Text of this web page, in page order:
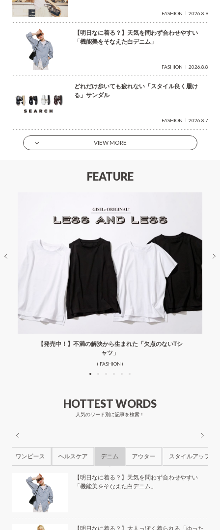
FASHION 2026.8.9
【明日なに着る？】天気を問わず合わせやすい
「機能美をそなえた白デニム」
FASHION 2026.8.8
どれだけ歩いても疲れない「スタイル良く履け
る」サンダル
FASHION 2026.8.7
VIEW MORE
FEATURE
【発売中！】不満の解決から生まれた「欠点のないTシ
ャツ」
( FASHION )
HOTTEST WORDS
人気のワード別に記事を検索！
ワンピース ヘルスケア デニム アウター スタイルアップ
【明日なに着る？】天気を問わず合わせやすい
「機能美をそなえた白デニム」
【明日なに着る？】大人っぽく着られる「ゆった